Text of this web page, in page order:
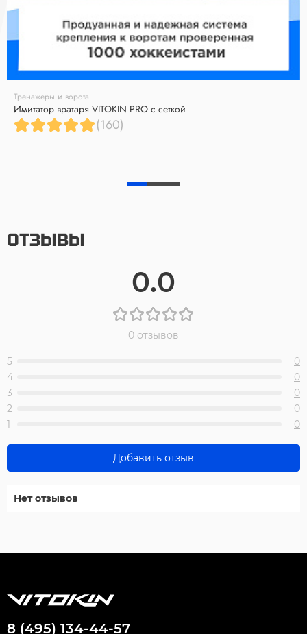
Тренажеры и ворота
Имитатор вратаря VITOKIN PRO с сеткой
(160)
ОТЗЫВЫ
0.0
0 отзывов
5
0
4
0
3
0
2
0
1
0
Добавить отзыв
Нет отзывов
8 (495) 134-44-57